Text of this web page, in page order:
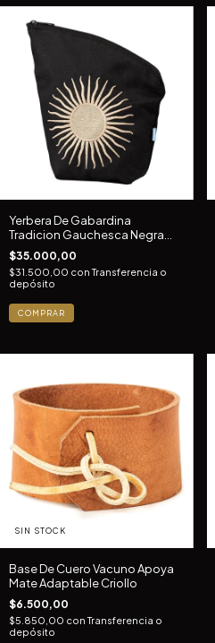
Yerbera De Gabardina
Tradicion Gauchesca Negra
Premium 500g
$35.000,00
$31.500,00 con Transferencia o
depósito
COMPRAR
SIN STOCK
Base De Cuero Vacuno Apoya
Mate Adaptable Criollo
$6.500,00
$5.850,00 con Transferencia o
depósito